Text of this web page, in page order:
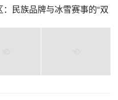
民族品牌与冰雪赛事的“双